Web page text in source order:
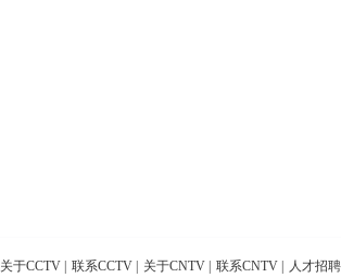
关于CCTV 联系CCTV 关于CNTV 联系CNTV 人才招聘